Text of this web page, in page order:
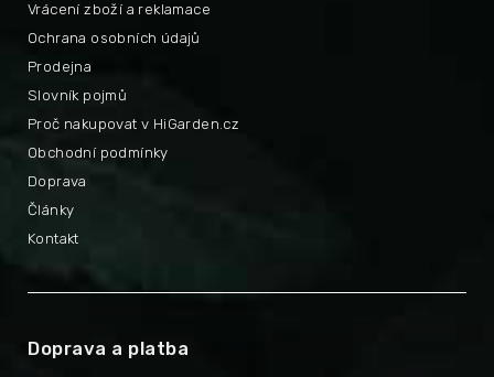
Proč nakupovat v HiGarden.cz
Vrácení zboží a reklamace
Obchodní podmínky
Ochrana osobních údajů
Doprava
Prodejna
Články
Slovník pojmů
Kontakt
Doprava a platba